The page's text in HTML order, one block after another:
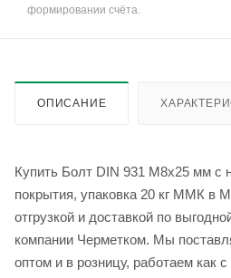
формировании счёта.
ОПИСАНИЕ
Купить Болт DIN 931 М8х25 мм с
покрытия, упаковка 20 кг ММК в
отгрузкой и доставкой по
компании Черметком. Мы
оптом и в розницу, работаем как